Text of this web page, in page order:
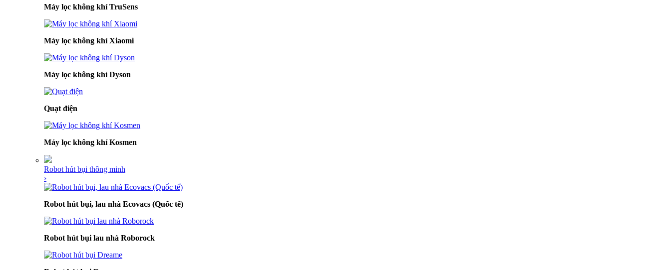
Máy lọc không khí TruSens
Máy lọc không khí Xiaomi
Máy lọc không khí Dyson
Quạt điện
Máy lọc không khí Kosmen
Robot hút bụi thông minh
›
Robot hút bụi, lau nhà Ecovacs (Quốc tế)
Robot hút bụi lau nhà Roborock